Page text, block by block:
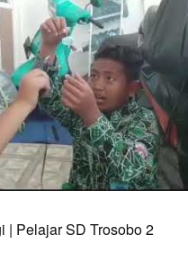
| Pelajar SD Trosobo 2